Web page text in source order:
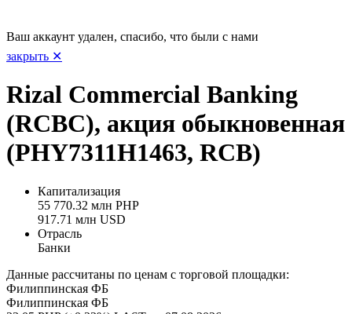
Ваш аккаунт удален, спасибо, что были с нами
закрыть ✕
Rizal Commercial Banking
(RCBC), акция обыкновенная
(PHY7311H1463, RCB)
Капитализация
55 770.32 млн PHP
917.71 млн USD
Отрасль
Банки
Данные рассчитаны по ценам с торговой площадки:
Филиппинская ФБ
Филиппинская ФБ